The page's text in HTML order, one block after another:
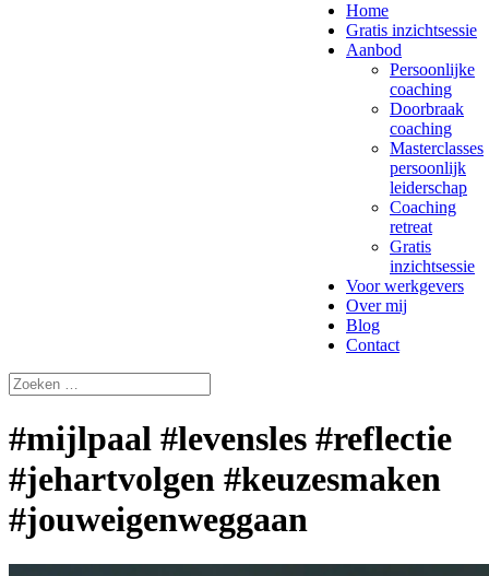
Home
Gratis inzichtsessie
Aanbod
Persoonlijke
coaching
Doorbraak
coaching
Masterclasses
persoonlijk
leiderschap
Coaching
retreat
Gratis
inzichtsessie
Voor werkgevers
Over mij
Blog
Contact
#mijlpaal #levensles #reflectie
#jehartvolgen #keuzesmaken
#jouweigenweggaan